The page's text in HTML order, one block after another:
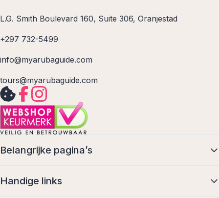
L.G. Smith Boulevard 160, Suite 306, Oranjestad
+297 732-5499
info@myarubaguide.com
tours@myarubaguide.com
Belangrijke pagina’s
Handige links